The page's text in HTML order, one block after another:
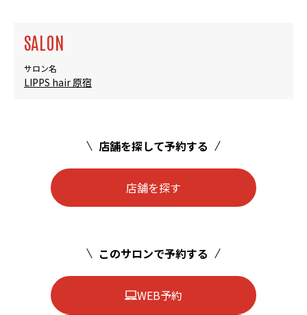
SALON
サロン名
LIPPS hair 原宿
店舗を探して予約する
店舗を探す
このサロンで予約する
WEB予約